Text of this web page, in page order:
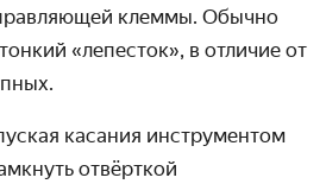
клеммы. Обычно
«лепесток», в отличие от
касания инструментом
отвёрткой